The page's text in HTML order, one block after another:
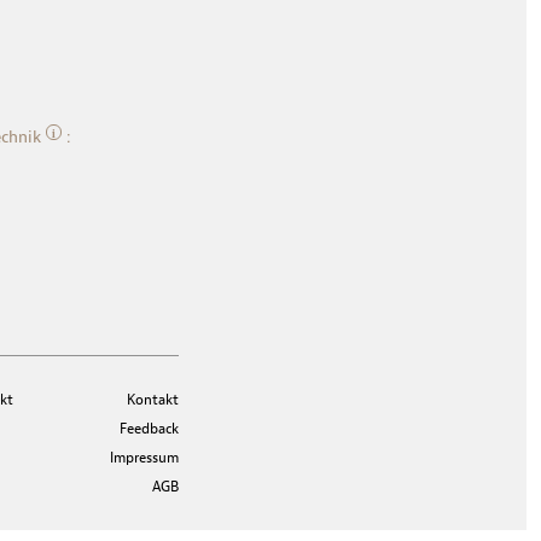
i :
Kontakt
Feedback
Impressum
AGB